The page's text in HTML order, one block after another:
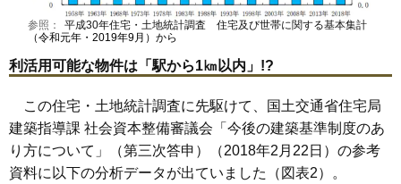
参照：
平成30年住宅・土地統計調査 住宅及び世帯に関する基本集計
（令和元年・2019年9月）から
利活用可能な物件は「駅から1㎞以内」!?
この住宅・土地統計調査に先駆けて、国土交通省住宅局
建築指導課 社会資本整備審議会「 今後の建築基準制度のあ
り方について 」（第三次答申）（2018年2月22日）の参考
資料に以下の分析データが出ていました（図表2）。